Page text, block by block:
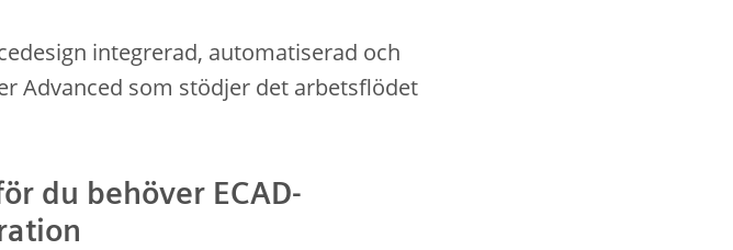
integrerad, automatiserad och
Advanced som stödjer det arbetsflödet
du behöver ECAD-